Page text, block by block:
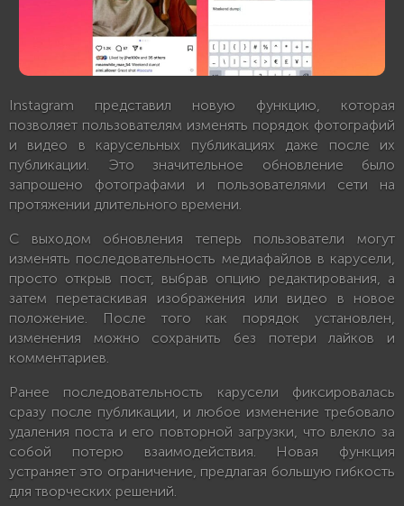
Instagram представил новую функцию, которая
позволяет пользователям изменять порядок фотографий
и видео в карусельных публикациях даже после их
публикации. Это значительное обновление было
запрошено фотографами и пользователями сети на
протяжении длительного времени.
С выходом обновления теперь пользователи могут
изменять последовательность медиафайлов в карусели,
просто открыв пост, выбрав опцию редактирования, а
затем перетаскивая изображения или видео в новое
положение. После того как порядок установлен,
изменения можно сохранить без потери лайков и
комментариев.
Ранее последовательность карусели фиксировалась
сразу после публикации, и любое изменение требовало
удаления поста и его повторной загрузки, что влекло за
собой потерю взаимодействия. Новая функция
устраняет это ограничение, предлагая большую гибкость
для творческих решений.